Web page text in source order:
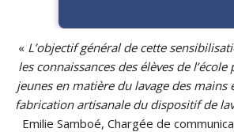
« L’objectif général de cette
les connaissances des élèves de
jeunes en matière du lavage des mains
fabrication artisanale du dispositif de
Emilie Samboé, Chargée de